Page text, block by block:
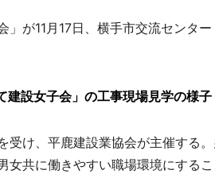
が11月17日、横手市交流センタ
建設女子会」の工事現場見学の様子
受け、平鹿建設業協会が主催する
女共に働きやすい職場環境にする